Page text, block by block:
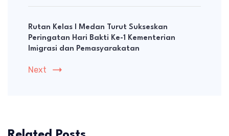
Rutan Kelas I Medan Turut Sukseskan
Peringatan Hari Bakti Ke-1 Kementerian
Imigrasi dan Pemasyarakatan
Next